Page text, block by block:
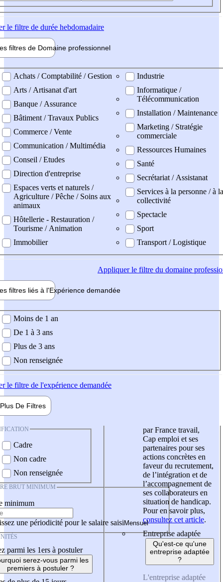
le filtre de durée hebdomadaire
filtres de Domaine professionnel
professionel
Achats / Comptabilité / Gestion
Arts / Artisanat d'art
Banque / Assurance
Bâtiment / Travaux Publics
Commerce / Vente
Communication / Multimédia
Conseil / Etudes
Direction d'entreprise
Espaces verts et naturels /
Agriculture / Pêche / Soins aux
animaux
Hôtellerie - Restauration /
Tourisme / Animation
Immobilier
Industrie
Informatique /
Télécommunication
Installation / Maintenance
Marketing / Stratégie
commerciale
Ressources Humaines
Santé
Secrétariat / Assistanat
Services à la personne / à la
collectivité
Spectacle
Sport
Transport / Logistique
Appliquerle filtre du domaine
filtres liés à l'Expérience demandée
demandée
Moins de 1 an
De 1 à 3 ans
Plus de 3 ans
Non renseignée
le filtre de l'expérience demandée
Plus De Filtres
Cadre
Non cadre
Non renseignée
BRUT MINIMUM
minimum
une périodicité pour le salaire saisi
parmi les 1ers à postuler
serez-vous parmi les
premiers à postuler ?
par France travail,
Cap emploi et ses
partenaires pour ses
actions concrètes en
faveur du recrutement,
de l’intégration et de
l’accompagnement de
ses collaborateurs en
situation de handicap.
Pour en savoir plus,
consultez cet article.
Entreprise adaptée
Qu'est-ce qu'une
entreprise adaptée
?
L'entreprise adaptée